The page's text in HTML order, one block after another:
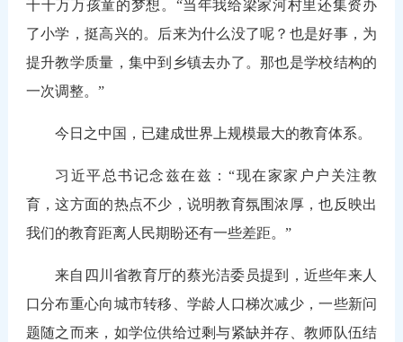
千千万万孩童的梦想。“当年我给梁家河村里还集资办
了小学，挺高兴的。后来为什么没了呢？也是好事，为
提升教学质量，集中到乡镇去办了。那也是学校结构的
一次调整。”
今日之中国，已建成世界上规模最大的教育体系。
习近平总书记念兹在兹：“现在家家户户关注教
育，这方面的热点不少，说明教育氛围浓厚，也反映出
我们的教育距离人民期盼还有一些差距。”
来自四川省教育厅的蔡光洁委员提到，近些年来人
口分布重心向城市转移、学龄人口梯次减少，一些新问
题随之而来，如学位供给过剩与紧缺并存、教师队伍结